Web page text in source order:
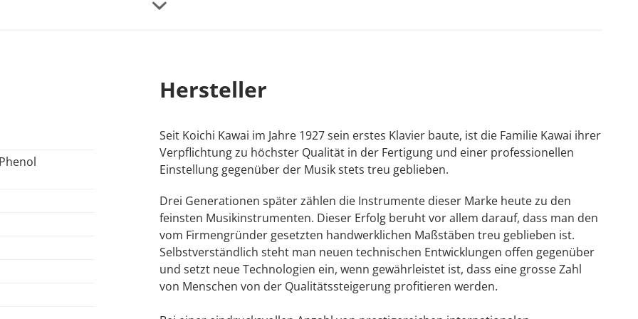
zweifachen Dämpfungsmechanismus schützt die Hände und die Oberfläche des Flügels vor
Zuschlagen der Tastenklappe verursacht werden könnten.
Hersteller
Seit Koichi Kawai im Jahre 1927 sein erstes Klavier baute, ist die Familie Kawai ihrer
Verpflichtung zu höchster Qualität in der Fertigung und einer professionellen
Einstellung gegenüber der Musik stets treu geblieben.
Drei Generationen später zählen die Instrumente dieser Marke heute zu den
feinsten Musikinstrumenten. Dieser Erfolg beruht vor allem darauf, dass man den
vom Firmengründer gesetzten handwerklichen Maßstäben treu geblieben ist.
Selbstverständlich steht man neuen technischen Entwicklungen offen gegenüber
und setzt neue Technologien ein, wenn gewährleistet ist, dass eine grosse Zahl
von Menschen von der Qualitätssteigerung profitieren werden.